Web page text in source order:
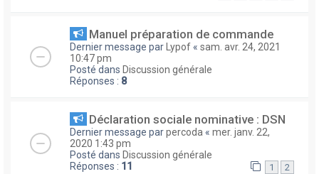
Manuel préparation de commande
Dernier message par Lypof « sam. avr. 24, 2021
10:47 pm
Posté dans Discussion générale
Réponses : 8
Déclaration sociale nominative : DSN
Dernier message parpercoda « mer. janv. 22,
2020 1:43 pm
Posté dans Discussion générale
Réponses : 11 1 2